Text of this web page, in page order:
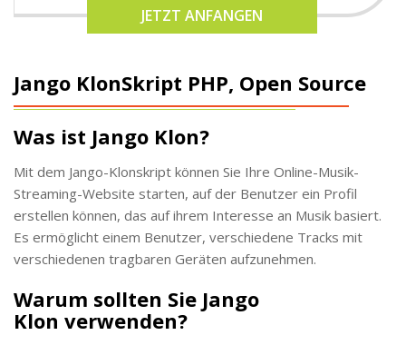
JETZT ANFANGEN
Jango KlonSkript PHP, Open Source
Was ist Jango Klon?
Mit dem Jango-Klonskript können Sie Ihre Online-Musik-
Streaming-Website starten, auf der Benutzer ein Profil
erstellen können, das auf ihrem Interesse an Musik basiert.
Es ermöglicht einem Benutzer, verschiedene Tracks mit
verschiedenen tragbaren Geräten aufzunehmen.
Warum sollten Sie Jango
Klon verwenden?